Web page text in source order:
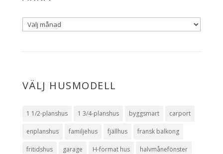
VÄLJ HUSMODELL
1 1/2-planshus 1 3/4-planshus byggsmart carport
enplanshus familjehus fjällhus fransk balkong
fritidshus garage H-format hus halvmånefönster